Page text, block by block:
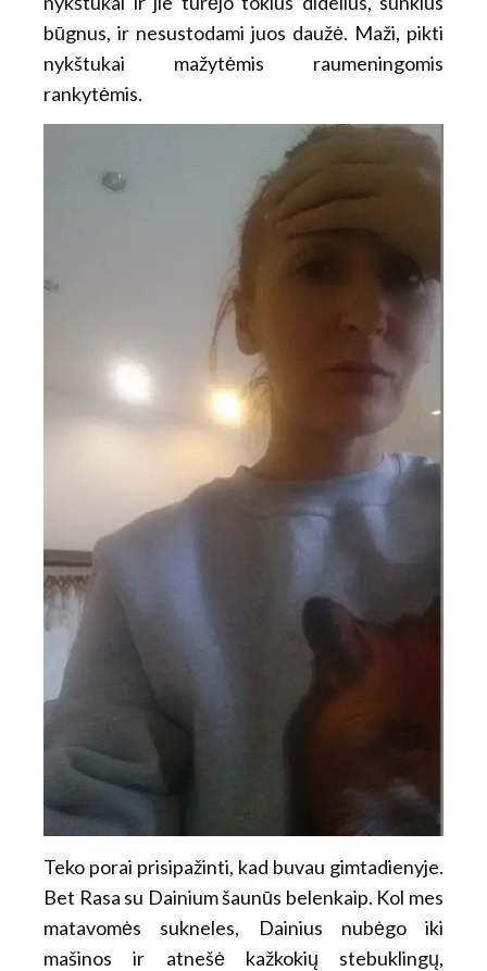
būgnus, ir nesustodami juos daužė. Maži, pikti
nykštukai mažytėmis raumeningomis
rankytėmis.
Teko porai prisipažinti, kad buvau gimtadienyje.
Bet Rasa su Dainium šaunūs belenkaip. Kol mes
matavomės sukneles, Dainius nubėgo iki
mašinos ir atnešė kažkokių stebuklingų,